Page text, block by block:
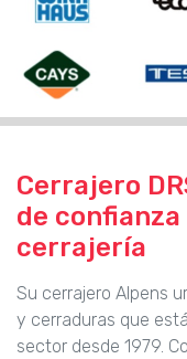
Cerrajero
de
cerrajería
Su cerrajero Alpens
y cerraduras que
sector desde 1979.